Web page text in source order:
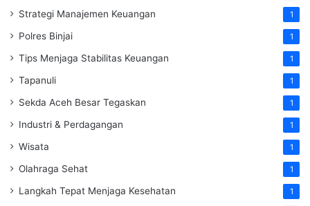
Strategi Manajemen Keuangan 1
Polres Binjai 1
Tips Menjaga Stabilitas Keuangan 1
Tapanuli 1
Sekda Aceh Besar Tegaskan 1
Industri & Perdagangan 1
Wisata 1
Olahraga Sehat 1
Langkah Tepat Menjaga Kesehatan 1